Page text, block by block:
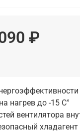
₽
нагрев до -15 С°
вентилятора
хладагент